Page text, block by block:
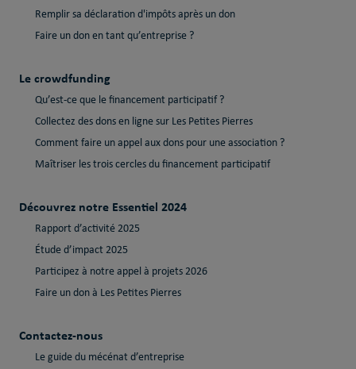
Remplir sa déclaration d'impôts après un don
Faire un don en tant qu’entreprise ?
Le crowdfunding
Qu’est-ce que le financement participatif ?
Collectez des dons en ligne sur Les Petites Pierres
Comment faire un appel aux dons pour une association ?
Maîtriser les trois cercles du financement participatif
Découvrez notre Essentiel 2024
Rapport d’activité 2025
Étude d’impact 2025
Participez à notre appel à projets 2026
Faire un don à Les Petites Pierres
Contactez-nous
Le guide du mécénat d’entreprise